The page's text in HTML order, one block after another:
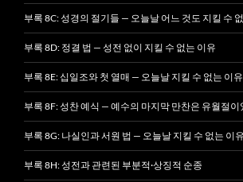
부록 8C: 성경의 절기들 — 오늘날 어느 것도 지킬 수
부록 8D: 정결 법 — 성전 없이 지킬 수 없는 이유
부록 8E: 십일조와 첫 열매 — 오늘날 지킬 수 없는 이유
부록 8F: 성찬 예식 — 예수의 마지막 만찬은 유월절이
부록 8G: 나실인과 서원 법 — 오늘날 지킬 수 없는 이유
부록 8H: 성전과 관련된 부분적·상징적 순종